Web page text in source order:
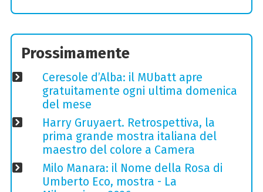
Prossimamente
Ceresole d’Alba: il MUbatt apre
gratuitamente ogni ultima domenica
del mese
Harry Gruyaert. Retrospettiva, la
prima grande mostra italiana del
maestro del colore a Camera
Milo Manara: il Nome della Rosa di
Umberto Eco, mostra - La